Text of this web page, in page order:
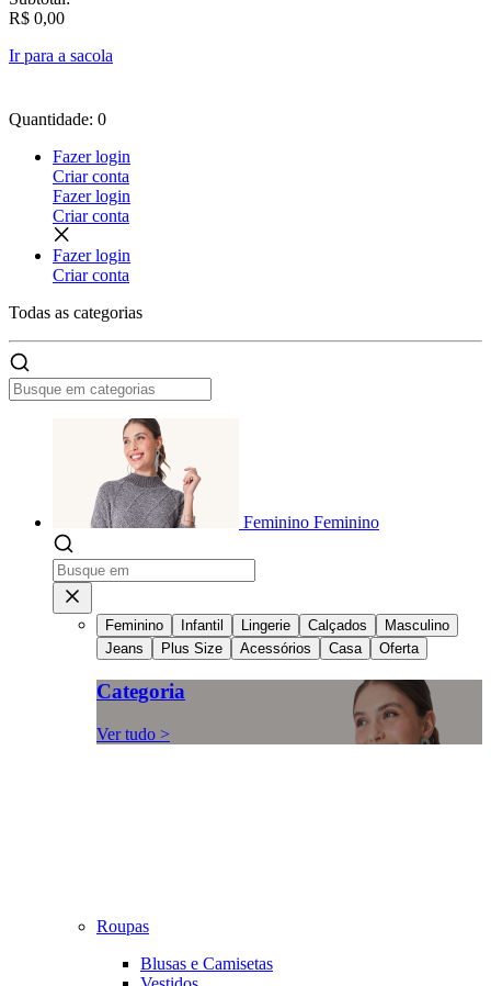
R$ 0,00
Ir para a sacola
Quantidade: 0
Fazer login
Criar conta
Fazer login
Criar conta
Fazer login
Criar conta
Todas as categorias
Feminino Feminino
Feminino Infantil Lingerie Calçados
Masculino
Jeans
Plus Size Acessórios Casa Oferta
Categoria
Ver tudo >
Roupas
Blusas e Camisetas